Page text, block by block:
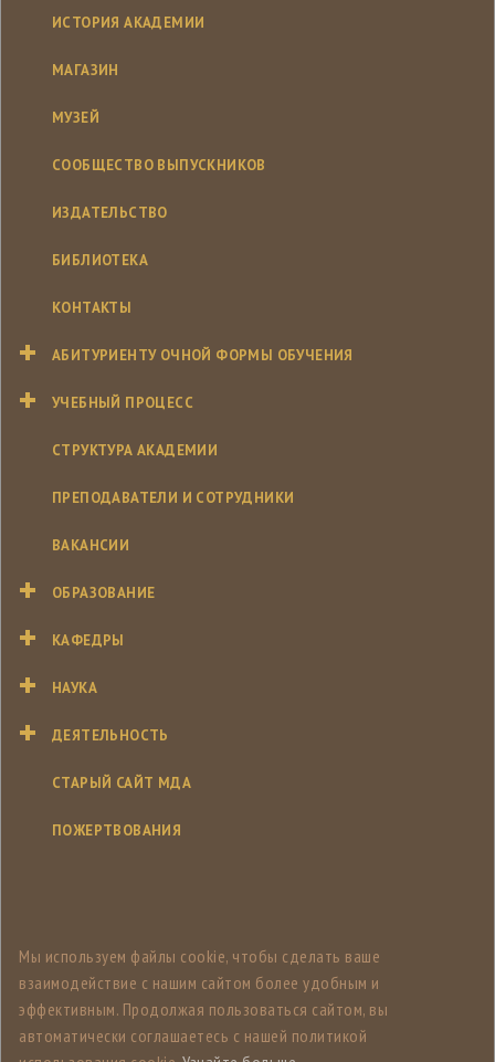
ИСТОРИЯ АКАДЕМИИ
МАГАЗИН
МУЗЕЙ
СООБЩЕСТВО ВЫПУСКНИКОВ
ИЗДАТЕЛЬСТВО
БИБЛИОТЕКА
КОНТАКТЫ
АБИТУРИЕНТУ ОЧНОЙ ФОРМЫ ОБУЧЕНИЯ
УЧЕБНЫЙ ПРОЦЕСС
СТРУКТУРА АКАДЕМИИ
ПРЕПОДАВАТЕЛИ И СОТРУДНИКИ
ВАКАНСИИ
ОБРАЗОВАНИЕ
КАФЕДРЫ
НАУКА
ДЕЯТЕЛЬНОСТЬ
СТАРЫЙ САЙТ МДА
ПОЖЕРТВОВАНИЯ
Мы используем файлы cookie, чтобы сделать ваше
взаимодействие с нашим сайтом более удобным и
эффективным. Продолжая пользоваться сайтом, вы
автоматически соглашаетесь с нашей политикой